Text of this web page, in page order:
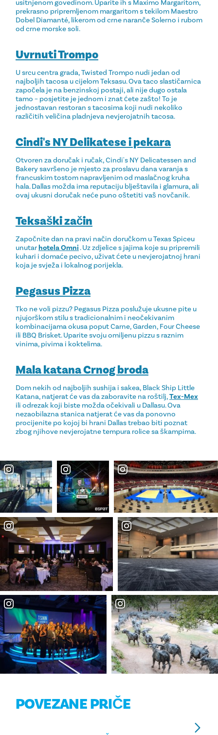
usitnjenom govedinom. Uparite ih s Maximo Margaritom,
prekrasno pripremljenom margaritom s tekilom Maestro
Dobel Diamanté, likerom od crne naranče Solerno i rubom
od crne morske soli.
Uvrnuti Trompo
U srcu centra grada, Twisted Trompo nudi jedan od
najboljih tacosa u cijelom Teksasu. Ova taco slastičarnica
započela je na benzinskoj postaji, ali nije dugo ostala
tamo – posjetite je jednom i znat ćete zašto! To je
jednostavan restoran s tacosima koji nudi nekoliko
različitih veličina pladnjeva nevjerojatnih tacosa.
Cindi's NY Delikatese i pekara
Otvoren za doručak i ručak, Cindi's NY Delicatessen and
Bakery savršeno je mjesto za proslavu dana varanja s
francuskim tostom napravljenim od maslačnog kruha
hala. Dallas možda ima reputaciju blještavila i glamura, ali
ovaj ukusni doručak neće puno oštetiti vaš novčanik.
Teksaški začin
Započnite dan na pravi način doručkom u Texas Spiceu
unutarhotela Omni. Uz zdjelice s jajima koje su pripremili
kuhari i domaće pecivo, uživat ćete u nevjerojatnoj hrani
koja je svježa i lokalnog porijekla.
Pegasus Pizza
Tko ne voli pizzu? Pegasus Pizza poslužuje ukusne pite u
njujorškom stilu s tradicionalnim i neočekivanim
kombinacijama okusa poput Carne, Garden, Four Cheese
ili BBQ Brisket. Uparite svoju omiljenu pizzu s raznim
vinima, pivima i koktelima.
Mala katana Crnog broda
Dom nekih od najboljih sushija i sakea, Black Ship Little
Katana, natjerat će vas da zaboravite na roštilj,Tex-Mex
ili odrezak koji biste možda očekivali u Dallasu. Ova
nezaobilazna stanica natjerat će vas da ponovno
procijenite po kojoj bi hrani Dallas trebao biti poznat
zbog njihove nevjerojatne tempura rolice sa škampima.
POVEZANE PRIČE